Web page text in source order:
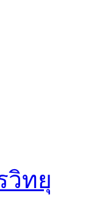
วิทยุ